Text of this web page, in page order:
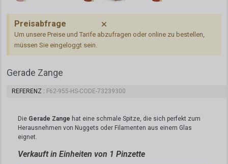
Preisabfrage
Um unsere Preise und Tarife abzufragen oder online zu bestellen,
müssen Sie eingeloggt sein.
Gerade Zange
REFERENZ F62-955-HS-CODE-73239300
Die Gerade Zange hat eine schmale Spitze, die sich perfekt zum
Herausnehmen von Nuggets oder Filamenten aus einem Glas
eignet.
Verkauft in Einheiten von 1 Pinzette